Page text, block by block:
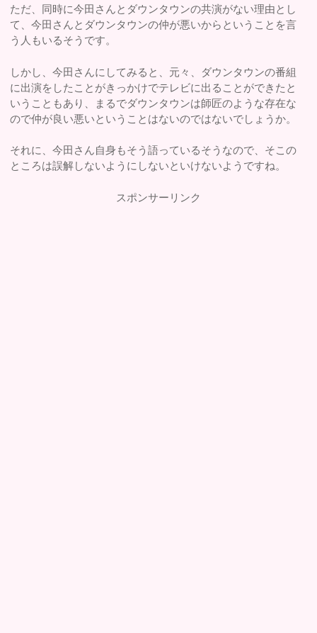
ただ、同時に今田さんとダウンタウンの共演がない理由とし
て、今田さんとダウンタウンの仲が悪いからということを言
う人もいるそうです。
しかし、今田さんにしてみると、元々、ダウンタウンの番組
に出演をしたことがきっかけでテレビに出ることができたと
いうこともあり、まるでダウンタウンは師匠のような存在な
ので仲が良い悪いということはないのではないでしょうか。
それに、今田さん自身もそう語っているそうなので、そこの
ところは誤解しないようにしないといけないようですね。
スポンサーリンク